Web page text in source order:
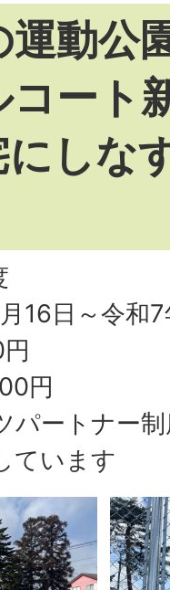
運動公
コート
にしな
16日～令和
円
パートナー
ています